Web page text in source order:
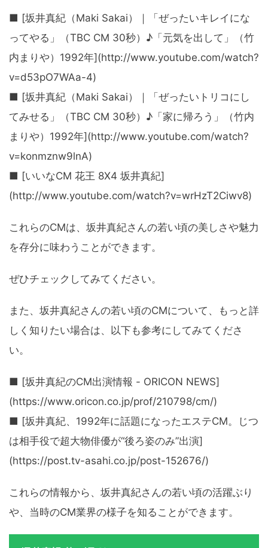
■ [坂井真紀（Maki Sakai）｜「ぜったいキレイにな
ってやる」（TBC CM 30秒）♪「元気を出して」（竹
内まりや）1992年](http://www.youtube.com/watch?
v=d53pO7WAa-4)
■ [坂井真紀（Maki Sakai）｜「ぜったいトリコにし
てみせる」（TBC CM 30秒）♪「家に帰ろう」（竹内
まりや）1992年](http://www.youtube.com/watch?
v=konmznw9lnA)
■ [いいなCM 花王 8X4 坂井真紀]
(http://www.youtube.com/watch?v=wrHzT2Ciwv8)
これらのCMは、坂井真紀さんの若い頃の美しさや魅力
を存分に味わうことができます。
ぜひチェックしてみてください。
また、坂井真紀さんの若い頃のCMについて、もっと詳
しく知りたい場合は、以下も参考にしてみてくださ
い。
■ [坂井真紀のCM出演情報 - ORICON NEWS]
(https://www.oricon.co.jp/prof/210798/cm/)
■ [坂井真紀、1992年に話題になったエステCM。じつ
は相手役で超大物俳優が“後ろ姿のみ”出演]
(https://post.tv-asahi.co.jp/post-152676/)
これらの情報から、坂井真紀さんの若い頃の活躍ぶり
や、当時のCM業界の様子を知ることができます。